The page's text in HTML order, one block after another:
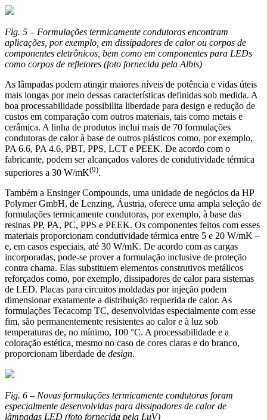
Fig. 5 – Formulações termicamente condutoras encontram
aplicações, por exemplo, em dissipadores de calor ou corpos de
componentes eletrônicos, bem como em componentes para LEDs
como corpos de refletores (foto fornecida pela Albis)
As lâmpadas podem atingir maiores níveis de potência e vidas úteis
mais longas por meio dessas características definidas sob medida. A
boa processabilidade possibilita liberdade para design e redução de
custos em comparação com outros materiais, tais como metais e
cerâmica. A linha de produtos inclui mais de 70 formulações
condutoras de calor à base de outros plásticos como, por exemplo,
PA 6.6, PA 4.6, PBT, PPS, LCT e PEEK. De acordo com o
fabricante, podem ser alcançados valores de condutividade térmica
superiores a 30 W/mK(9).
Também a Ensinger Compounds, uma unidade de negócios da HP
Polymer GmbH, de Lenzing, Áustria, oferece uma ampla seleção de
formulações termicamente condutoras, por exemplo, à base das
resinas PP, PA, PC, PPS e PEEK. Os componentes feitos com esses
materiais proporcionam condutividade térmica entre 5 e 20 W/mK –
e, em casos especiais, até 30 W/mK. De acordo com as cargas
incorporadas, pode-se prover a formulação inclusive de proteção
contra chama. Elas substituem elementos construtivos metálicos
reforçados como, por exemplo, dissipadores de calor para sistemas
de LED. Placas para circuitos moldadas por injeção podem
dimensionar exatamente a distribuição requerida de calor. As
formulações Tecacomp TC, desenvolvidas especialmente com esse
fim, são permanentemente resistentes ao calor e à luz sob
temperaturas de, no mínimo, 100 °C. A processabilidade e a
coloração estética, mesmo no caso de cores claras e do branco,
proporcionam liberdade de design.
Fig. 6 – Novas formulações termicamente condutoras foram
especialmente desenvolvidas para dissipadores de calor de
lâmpadas LED (foto fornecida pela LuV)